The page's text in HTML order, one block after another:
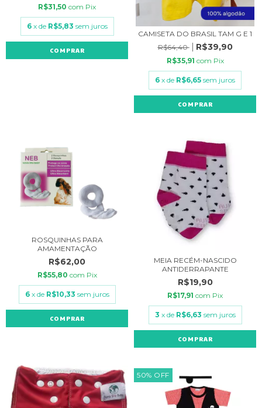
R$31,50 com Pix
6 x de R$5,83 sem juros
COMPRAR
CAMISETA DO BRASIL TAM G E 1
R$64,40
R$39,90
R$35,91 com Pix
6 x de R$6,65 sem juros
COMPRAR
ROSQUINHAS PARA
AMAMENTAÇÃO
R$62,00
R$55,80 com Pix
6 x de R$10,33 sem juros
MEIA RECÉM-NASCIDO
ANTIDERRAPANTE
R$19,90
R$17,91 com Pix
3 x de R$6,63 sem juros
COMPRAR
50% OFF